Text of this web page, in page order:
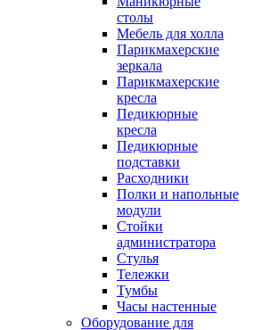
столы
Мебель для холла
Парикмахерские
зеркала
Парикмахерские
кресла
Педикюрные
кресла
Педикюрные
подставки
Расходники
Полки и напольные
модули
Стойки
администратора
Стулья
Тележки
Тумбы
Часы настенные
Оборудование для